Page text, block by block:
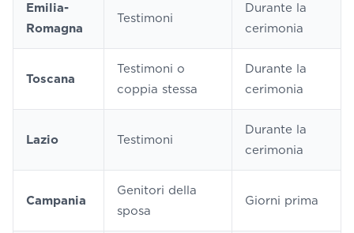
Emilia-
Romagna
Testimoni
Durante la
cerimonia
Toscana
Testimoni o
coppia stessa
Durante la
cerimonia
Lazio Testimoni
Durante la
cerimonia
Campania
Genitori della
sposa
Giorni prima